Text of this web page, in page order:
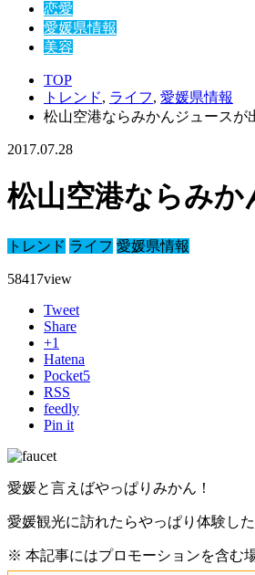
恋愛
愛媛県情報
美容
TOP
トレンド, ライフ, 愛媛県情報
松山空港ならみかんジュースが
2017.07.28
松山空港ならみ
トレンド ライフ 愛媛県情報
58417view
Tweet
Share
+1
Hatena
Pocket5
RSS
feedly
Pin it
愛媛と言えばやっぱりみかん！
愛媛観光に訪れたらやっぱり体験し
※ 本記事にはプロモーションを含む